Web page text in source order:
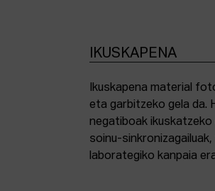
IKUSKAPENA
Ikuskapena material
eta garbitzeko gela da.
negatiboak
soinu-
laborategiko kanpaia